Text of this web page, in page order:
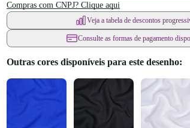
Compras com CNPJ? Clique aqui
Veja a tabela de descontos
Consulte as formas de pagamento
Outras cores disponíveis para este desenho: